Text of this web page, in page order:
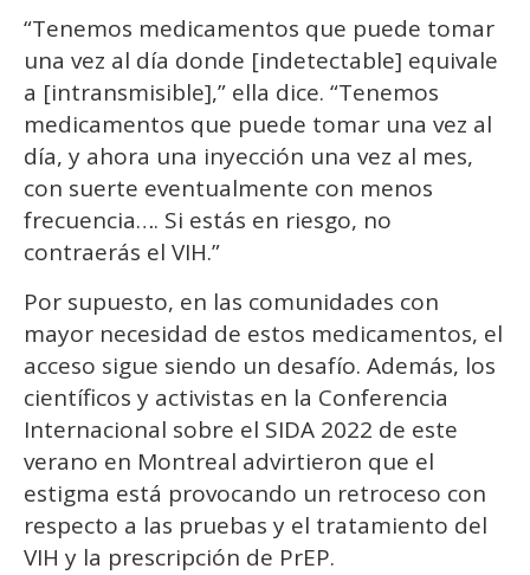
“Tenemos medicamentos que puede tomar
una vez al día donde [indetectable] equivale
a [intransmisible],” ella dice. “Tenemos
medicamentos que puede tomar una vez al
día, y ahora una inyección una vez al mes,
con suerte eventualmente con menos
frecuencia…. Si estás en riesgo, no
contraerás el VIH.”
Por supuesto, en las comunidades con
mayor necesidad de estos medicamentos, el
acceso sigue siendo un desafío. Además, los
científicos y activistas en la Conferencia
Internacional sobre el SIDA 2022 de este
verano en Montreal advirtieron que el
estigma está provocando un retroceso con
respecto a las pruebas y el tratamiento del
VIH y la prescripción de PrEP.